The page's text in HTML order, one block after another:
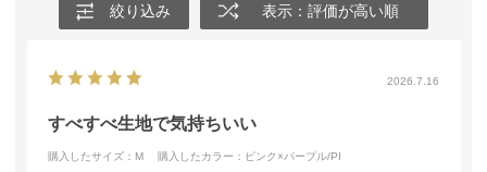
絞り込み 表示：評価が高い順
2026.7.16
すべすべ生地で気持ちいい
購入したサイズ：M 購入したカラー：ピンク×パープル/PI